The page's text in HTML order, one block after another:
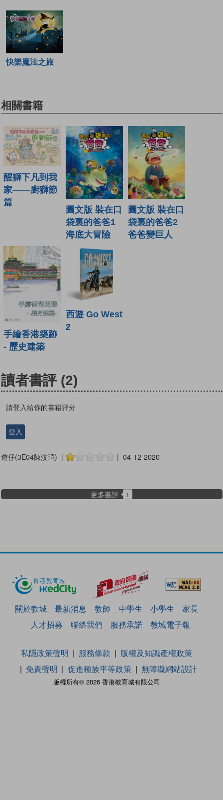
快樂魔法之旅
相關書籍
醒獅下凡到我
家——廚獅節
篇
圖文版 裝在口
袋裏的爸爸1
海底大冒險
圖文版 裝在口
袋裏的爸爸2
爸爸變巨人
手繪香港築跡
- 歷史建築
西遊 Go West
2
讀者書評 (2)
請登入給你的書籍評分
登入
遊仔(3E04陳汶瑫) | | 04-12-2020
更多書評 1
關於教城 最新消息 教師 中學生 小學生
家長
人才招募
聯絡我們 服務承諾 教城電子報
版權所有© 2026 香港教育城有限公司
私隱政策聲明 服務條款
版權及知識產權政策
免責聲明
促進種族平等政策 無障礙網站設計